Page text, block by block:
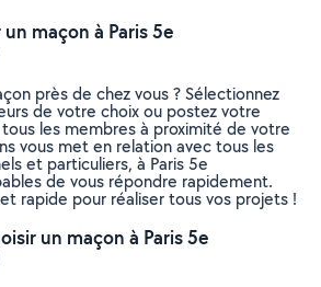
maçon à Paris 5e
près de chez vous ? Sélectionnez
de votre choix ou postez votre
les membres à proximité de votre
vous met en relation avec tous les
et particuliers, à Paris 5e
de vous répondre rapidement.
rapide pour réaliser tous vos projets !
un maçon à Paris 5e